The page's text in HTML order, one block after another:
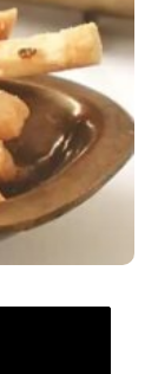
E Salsa